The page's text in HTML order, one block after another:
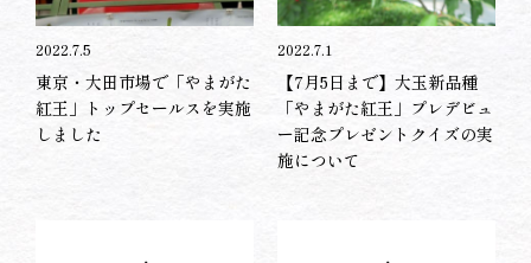
2022.7.5
東京・大田市場で「やまがた
紅王」トップセールスを実施
しました
2022.7.1
【7月5日まで】大玉新品種
「やまがた紅王」プレデビュ
ー記念プレゼントクイズの実
施について